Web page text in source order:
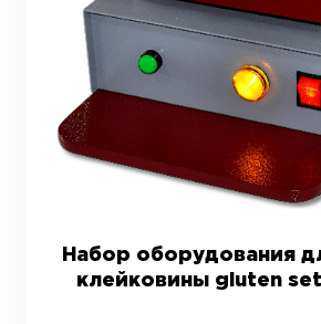
Набор оборудования
клейковины gluten